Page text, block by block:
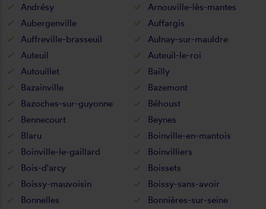
Andrésy
Arnouville-lès-mantes
Aubergenville
Auffargis
Auffreville-brasseuil
Aulnay-sur-mauldre
Auteuil
Auteuil-le-roi
Autouillet
Bailly
Bazainville
Bazemont
Bazoches-sur-guyonne
Béhoust
Bennecourt
Beynes
Blaru
Boinville-en-mantois
Boinville-le-gaillard
Boinvilliers
Bois-d'arcy
Boissets
Boissy-mauvoisin
Boissy-sans-avoir
Bonnelles
Bonnières-sur-seine